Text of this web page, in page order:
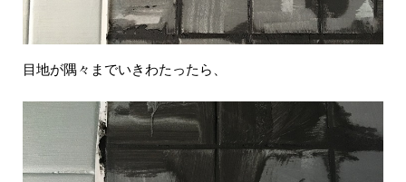
目地が隅々までいきわたったら、